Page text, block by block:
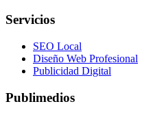
Servicios
SEO Local
Diseño Web Profesional
Publicidad Digital
Publimedios